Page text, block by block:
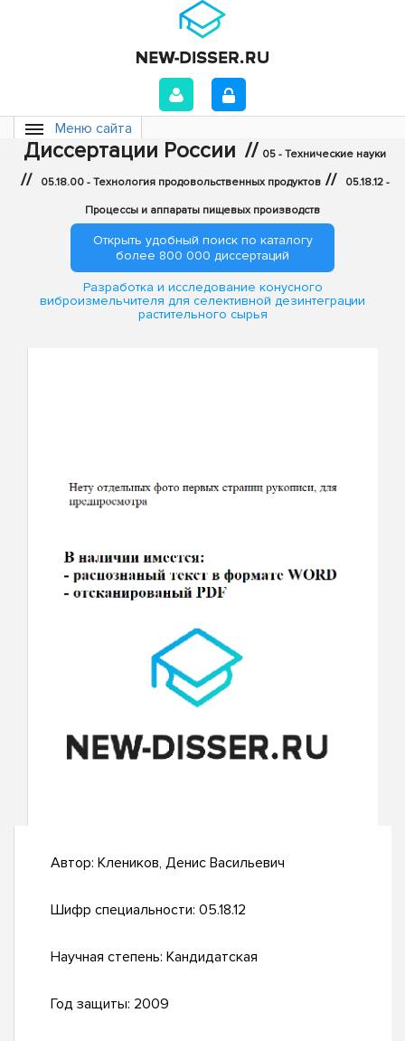
Меню сайта
Диссертации России // 05 - Технические науки
// 05.18.00 - Технология продовольственных продуктов // 05.18.12 -
Процессы и аппараты пищевых производств
Открыть удобный поиск по каталогу
более 800 000 диссертаций
Разработка и исследование конусного
виброизмельчителя для селективной дезинтеграции
растительного сырья
Автор: Клеников, Денис Васильевич
Шифр специальности: 05.18.12
Научная степень: Кандидатская
Год защиты: 2009